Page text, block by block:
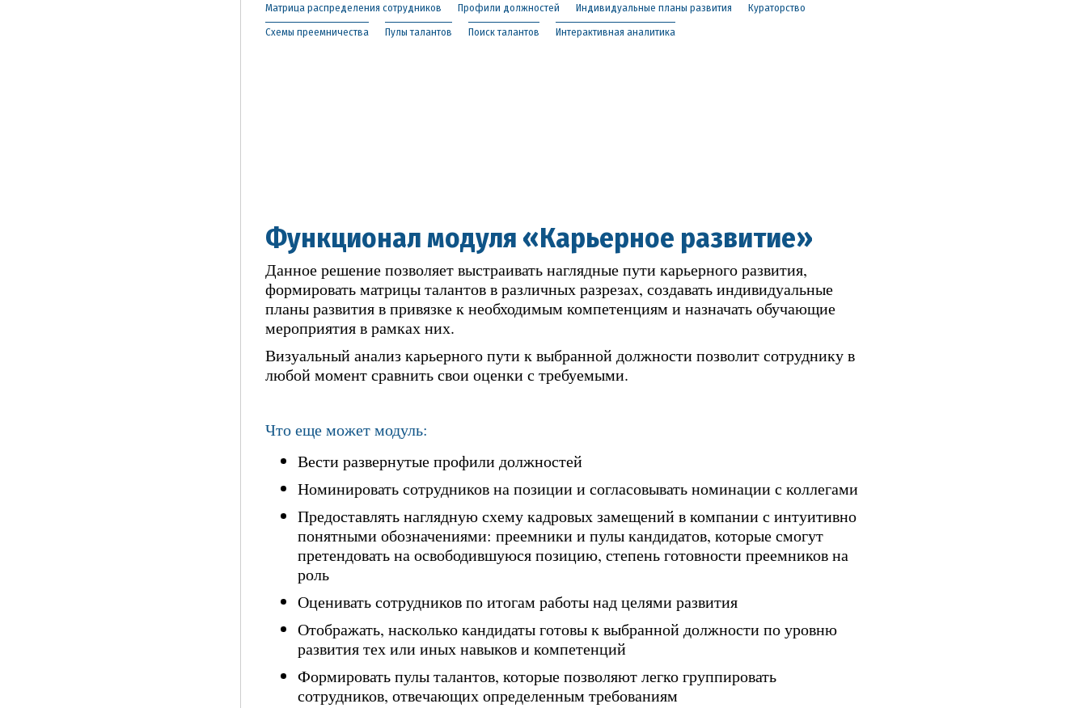
Матрица распределения сотрудников Профили должностей Индивидуальные планы развития
Кураторство
Схемы преемничества
Пулы талантов Поиск талантов Интерактивная аналитика
Функционал модуля «Карьерное развитие»
Данное решение позволяет выстраивать наглядные пути карьерного развития,
формировать матрицы талантов в различных разрезах, создавать индивидуальные
планы развития в привязке к необходимым компетенциям и назначать обучающие
мероприятия в рамках них.
Визуальный анализ карьерного пути к выбранной должности позволит сотруднику в
любой момент сравнить свои оценки с требуемыми.
Что еще может модуль:
Вести развернутые профили должностей
Номинировать сотрудников на позиции и согласовывать номинации с коллегами
Предоставлять наглядную схему кадровых замещений в компании с интуитивно
понятными обозначениями: преемники и пулы кандидатов, которые смогут
претендовать на освободившуюся позицию, степень готовности преемников на
роль
Оценивать сотрудников по итогам работы над целями развития
Отображать, насколько кандидаты готовы к выбранной должности по уровню
развития тех или иных навыков и компетенций
Формировать пулы талантов, которые позволяют легко группировать
сотрудников, отвечающих определенным требованиям